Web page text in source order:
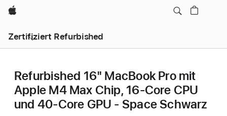
Apple
Zertifiziert Refurbished
Refurbished 16" MacBook Pro mit
Apple M4 Max Chip, 16‑Core CPU
und 40‑Core GPU - Space Schwarz